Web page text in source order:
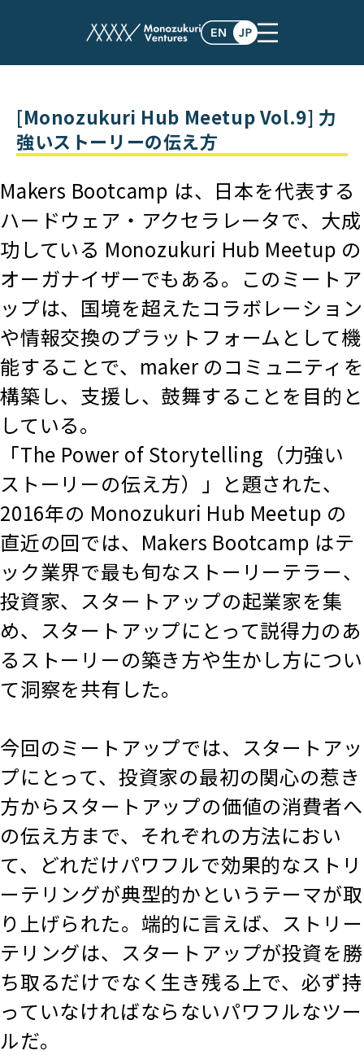
post
[Monozukuri Hub Meetup Vol.9] 力
強いストーリーの伝え方
Makers Bootcamp は、日本を代表する
ハードウェア・アクセラレータで、大成
功している Monozukuri Hub Meetup の
オーガナイザーでもある。このミートア
ップは、国境を超えたコラボレーション
や情報交換のプラットフォームとして機
能することで、maker のコミュニティを
構築し、支援し、鼓舞することを目的と
している。
「The Power of Storytelling（力強い
ストーリーの伝え方）」と題された、
2016年の Monozukuri Hub Meetup の
直近の回では、Makers Bootcamp はテ
ック業界で最も旬なストーリーテラー、
投資家、スタートアップの起業家を集
め、スタートアップにとって説得力のあ
るストーリーの築き方や生かし方につい
て洞察を共有した。
今回のミートアップでは、スタートアッ
プにとって、投資家の最初の関心の惹き
方からスタートアップの価値の消費者へ
の伝え方まで、それぞれの方法におい
て、どれだけパワフルで効果的なストリ
ーテリングが典型的かというテーマが取
り上げられた。端的に言えば、ストリー
テリングは、スタートアップが投資を勝
ち取るだけでなく生き残る上で、必ず持
っていなければならないパワフルなツー
ルだ。